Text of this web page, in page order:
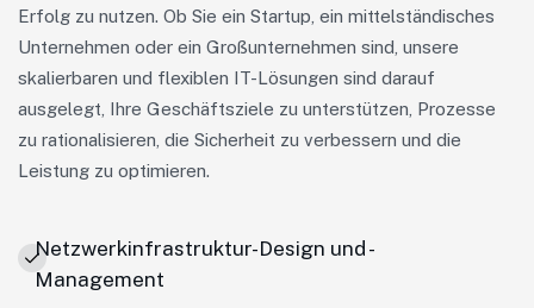
Erfolg zu nutzen. Ob Sie ein Startup, ein mittelständisches
Unternehmen oder ein Großunternehmen sind, unsere
skalierbaren und flexiblen IT-Lösungen sind darauf
ausgelegt, Ihre Geschäftsziele zu unterstützen, Prozesse
zu rationalisieren, die Sicherheit zu verbessern und die
Leistung zu optimieren.
Netzwerkinfrastruktur-Design und -
Management